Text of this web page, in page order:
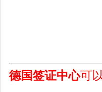
德国签证中心可